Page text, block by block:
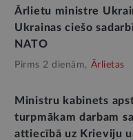
Ārlietu ministre
Ukrainas ciešo
NATO
Pirms 2 dienām, Ārlietas
Ministru kabinets
turpmākam darbam
attiecībā uz Krieviju